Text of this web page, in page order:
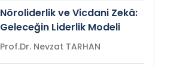
Nöroliderlik ve Vicdani Zekâ:
Geleceğin Liderlik Modeli
Prof.Dr. Nevzat TARHAN